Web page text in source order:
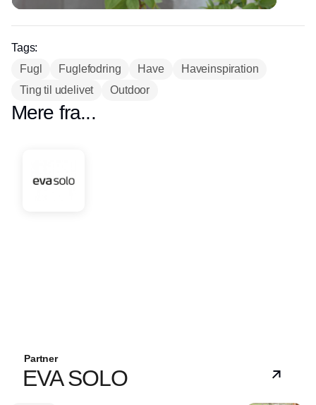
Tags:
Fugl
Fuglefodring Have
Haveinspiration
Ting til udelivet
Outdoor
Mere fra...
Partner
EVA SOLO